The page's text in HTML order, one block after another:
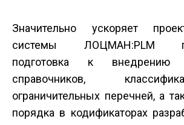
Значительно ускоряет
системы ЛОЦМАН:PLM
подготовка к внедрению
справочников,
ограничительных перечней, а
порядка в кодификаторах